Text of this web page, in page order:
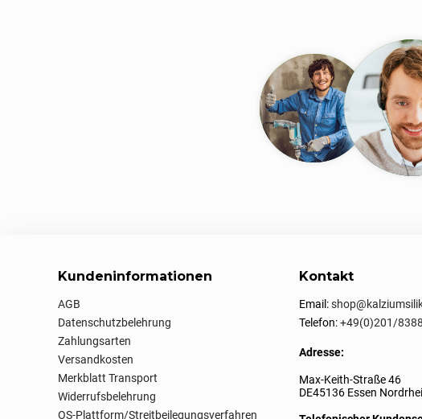
Kundeninformationen
AGB
Datenschutzbelehrung
Zahlungsarten
Versandkosten
Merkblatt Transport
Widerrufsbelehrung
OS-Plattform/Streitbeilegungsverfahren
Kontakt
Email:
Telefon:+49(0)201/
Adresse:
Max-Keith-Straße 46
DE45136 Essen